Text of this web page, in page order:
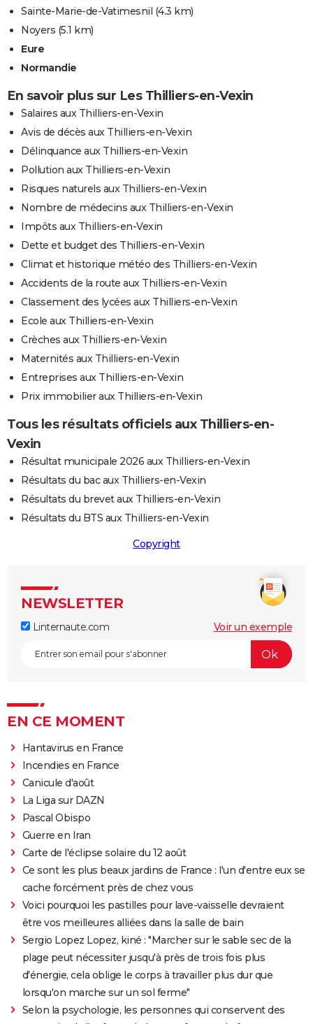
Sainte-Marie-de-Vatimesnil (4.3 km)
Noyers (5.1 km)
Eure
Normandie
En savoir plus sur Les Thilliers-en-Vexin
Salaires aux Thilliers-en-Vexin
Avis de décès aux Thilliers-en-Vexin
Délinquance aux Thilliers-en-Vexin
Pollution aux Thilliers-en-Vexin
Risques naturels aux Thilliers-en-Vexin
Nombre de médecins aux Thilliers-en-Vexin
Impôts aux Thilliers-en-Vexin
Dette et budget des Thilliers-en-Vexin
Climat et historique météo des Thilliers-en-Vexin
Accidents de la route aux Thilliers-en-Vexin
Classement des lycées aux Thilliers-en-Vexin
Ecole aux Thilliers-en-Vexin
Crèches aux Thilliers-en-Vexin
Maternités aux Thilliers-en-Vexin
Entreprises aux Thilliers-en-Vexin
Prix immobilier aux Thilliers-en-Vexin
Tous les résultats officiels aux Thilliers-en-
Vexin
Résultat municipale 2026 aux Thilliers-en-Vexin
Résultats du bac aux Thilliers-en-Vexin
Résultats du brevet aux Thilliers-en-Vexin
Résultats du BTS aux Thilliers-en-Vexin
Copyright
NEWSLETTER
Linternaute.com Voir un exemple
EN CE MOMENT
Hantavirus en France
Incendies en France
Canicule d'août
La Liga sur DAZN
Pascal Obispo
Guerre en Iran
Carte de l'éclipse solaire du 12 août
Ce sont les plus beaux jardins de France : l'un d'entre eux se
cache forcément près de chez vous
Voici pourquoi les pastilles pour lave-vaisselle devraient
être vos meilleures alliées dans la salle de bain
Sergio Lopez Lopez, kiné : "Marcher sur le sable sec de la
plage peut nécessiter jusqu'à près de trois fois plus
d'énergie, cela oblige le corps à travailler plus dur que
lorsqu'on marche sur un sol ferme"
Selon la psychologie, les personnes qui conservent des